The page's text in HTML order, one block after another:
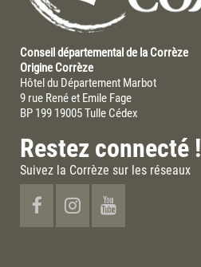
Conseil départemental de la Corrèze
Origine Corrèze
Hôtel du Département Marbot
9 rue René et Emile Fage
BP 199 19005 Tulle Cédex
Restez connecté !
Suivez la Corrèze sur les réseaux